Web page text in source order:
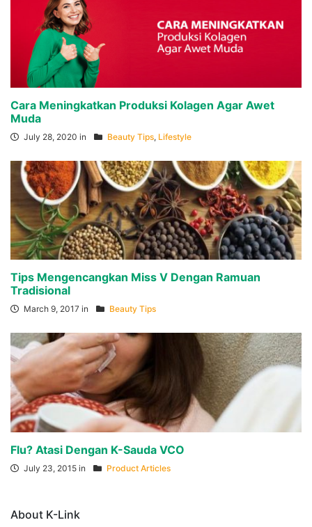
Cara Meningkatkan Produksi Kolagen Agar Awet
Muda
July 28, 2020 in Beauty Tips, Lifestyle
Tips Mengencangkan Miss V Dengan Ramuan
Tradisional
March 9, 2017 in Beauty Tips
Flu? Atasi Dengan K-Sauda VCO
July 23, 2015 in Product Articles
About K-Link